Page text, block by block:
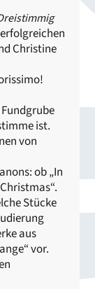
Christine
ist.
von
ob „In
Stücke
aus
vor.